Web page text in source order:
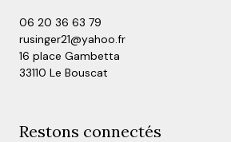
06 20 36 63 79
rusinger21@yahoo.fr
16 place Gambetta
33110 Le Bouscat
Restons connectés